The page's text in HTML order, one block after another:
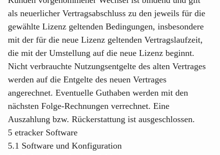
als neuerlicher Vertragsabschluss zu den jeweils für die
gewählte Lizenz geltenden Bedingungen, insbesondere
mit der für die neue Lizenz geltenden Vertragslaufzeit,
die mit der Umstellung auf die neue Lizenz beginnt.
Nicht verbrauchte Nutzungsentgelte des alten Vertrages
werden auf die Entgelte des neuen Vertrages
angerechnet. Eventuelle Guthaben werden mit den
nächsten Folge-Rechnungen verrechnet. Eine
Auszahlung bzw. Rückerstattung ist ausgeschlossen.
5 etracker Software
5.1 Software und Konfiguration